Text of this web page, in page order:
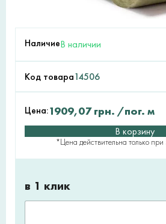
НаличиеВ наличии
Код товара14506
Цена:1909,07грн. /пог. м
В корзину
*Цена действительна только при
в 1 клик